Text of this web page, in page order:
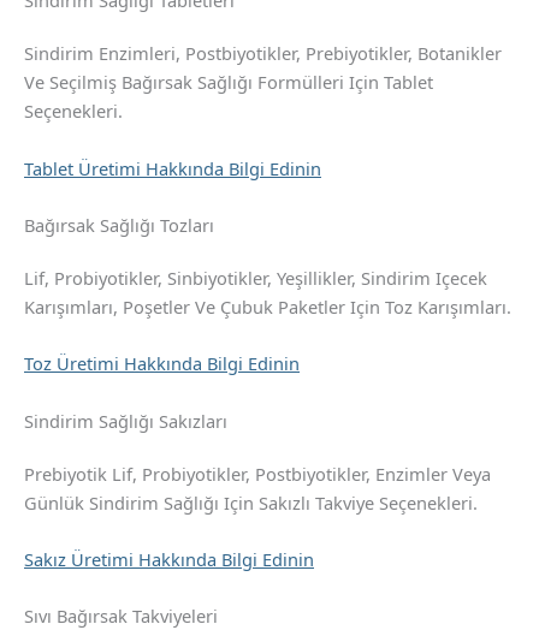
Sindirim Enzimleri, Postbiyotikler, Prebiyotikler, Botanikler
Ve Seçilmiş Bağırsak Sağlığı Formülleri Için Tablet
Seçenekleri.
Tablet Üretimi Hakkında Bilgi Edinin
Bağırsak Sağlığı Tozları
Lif, Probiyotikler, Sinbiyotikler, Yeşillikler, Sindirim Içecek
Karışımları, Poşetler Ve Çubuk Paketler Için Toz Karışımları.
Toz Üretimi Hakkında Bilgi Edinin
Sindirim Sağlığı Sakızları
Prebiyotik Lif, Probiyotikler, Postbiyotikler, Enzimler Veya
Günlük Sindirim Sağlığı Için Sakızlı Takviye Seçenekleri.
Sakız Üretimi Hakkında Bilgi Edinin
Sıvı Bağırsak Takviyeleri